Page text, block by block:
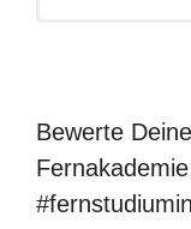
Bewerte